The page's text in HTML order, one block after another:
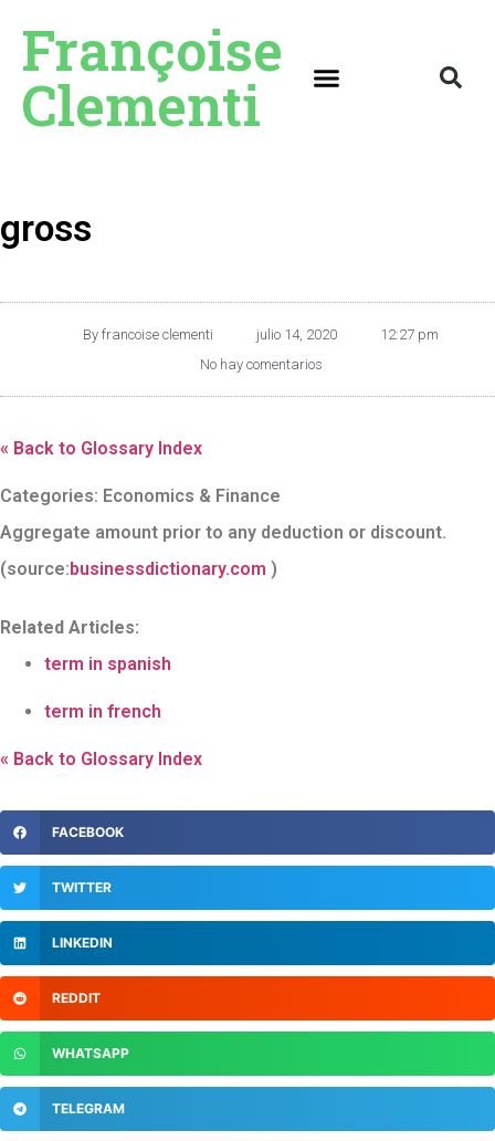
Françoise
Clementi
gross
By francoise clementi julio 14, 2020
12:27 pm
No hay comentarios
« Back to Glossary Index
Categories: Economics & Finance
Aggregate amount prior to any deduction or discount.
(source:businessdictionary.com )
Related Articles:
term in spanish
term in french
« Back to Glossary Index
FACEBOOK
TWITTER
LINKEDIN
REDDIT
WHATSAPP
TELEGRAM